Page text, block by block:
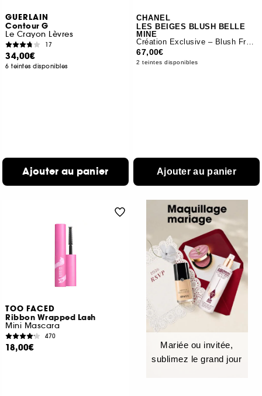
GUERLAIN
Contour G
Le Crayon Lèvres
17
34,00€
6 teintes disponibles
Ajouter au panier
CHANEL
LES BEIGES BLUSH BELLE
MINE
Création Exclusive – Blush Fraîcheur
67,00€
2 teintes disponibles
Ajouter au panier
TOO FACED
Ribbon Wrapped Lash
Mini Mascara
470
18,00€
Mariée ou invitée,
sublimez le grand jour